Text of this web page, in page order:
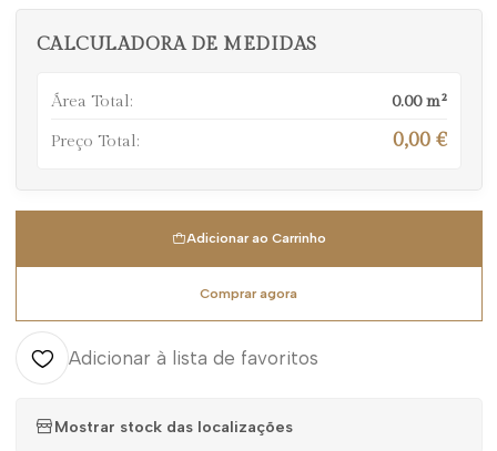
CALCULADORA DE MEDIDAS
Área Total: 0.00m²
Preço Total:
0,00 €
Adicionar ao Carrinho
Comprar agora
Adicionar à lista de favoritos
Mostrar stock das localizações